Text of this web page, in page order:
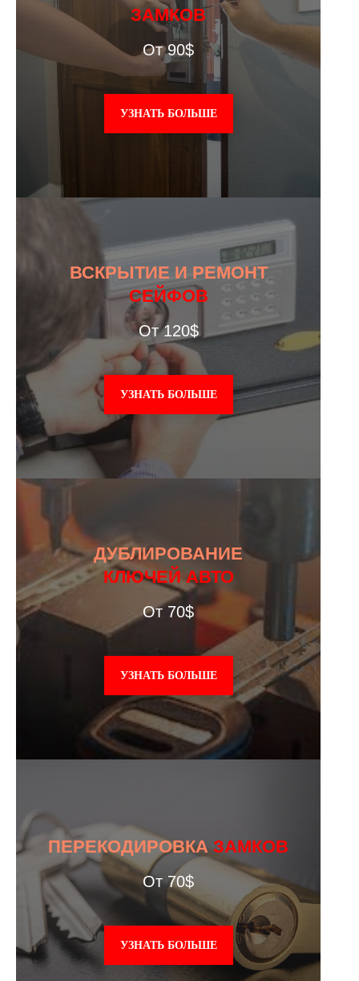
ЗАМКОВ
От 90$
УЗНАТЬ БОЛЬШЕ
ВСКРЫТИЕ И РЕМОНТ
СЕЙФОВ
От 120$
УЗНАТЬ БОЛЬШЕ
ДУБЛИРОВАНИЕ
КЛЮЧЕЙ АВТО
От 70$
УЗНАТЬ БОЛЬШЕ
ПЕРЕКОДИРОВКАЗАМКОВ
От 70$
УЗНАТЬ БОЛЬШЕ